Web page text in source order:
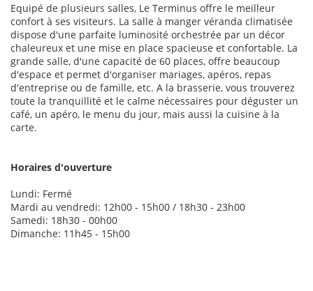
Equipé de plusieurs salles, Le Terminus offre le meilleur
confort à ses visiteurs. La salle à manger véranda climatisée
dispose d'une parfaite luminosité orchestrée par un décor
chaleureux et une mise en place spacieuse et confortable. La
grande salle, d'une capacité de 60 places, offre beaucoup
d'espace et permet d'organiser mariages, apéros, repas
d'entreprise ou de famille, etc. A la brasserie, vous trouverez
toute la tranquillité et le calme nécessaires pour déguster un
café, un apéro, le menu du jour, mais aussi la cuisine à la
carte.
Horaires d'ouverture
Lundi: Fermé
Mardi au vendredi: 12h00 - 15h00 / 18h30 - 23h00
Samedi: 18h30 - 00h00
Dimanche: 11h45 - 15h00